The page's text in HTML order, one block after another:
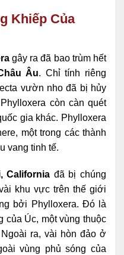
Khiếp Của
gây ra đã bao trùm hết
Âu. Chỉ tính riêng
vườn nho đã bị hủy
còn càn quét
gia khác. Phylloxera
một trong các thành
vang tinh tế.
California đã bị chúng
khu vực trên thế giới
bởi Phylloxera. Đó là
của Úc, một vùng thuộc
ra, vài hòn đảo ở
vùng phủ sóng của